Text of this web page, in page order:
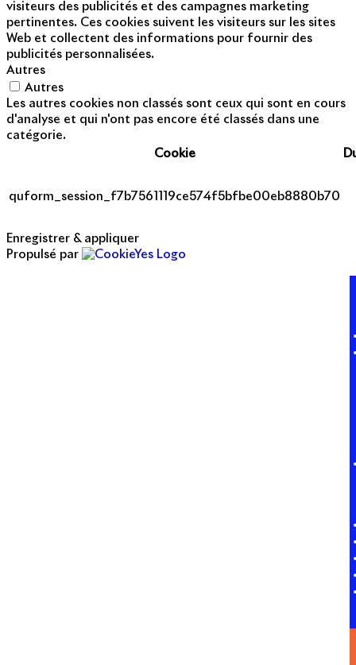
visiteurs des publicités et des campagnes marketing
pertinentes. Ces cookies suivent les visiteurs sur les sites
Web et collectent des informations pour fournir des
publicités personnalisées.
Autres
Autres
Les autres cookies non classés sont ceux qui sont en cours
d'analyse et qui n'ont pas encore été classés dans une
catégorie.
Cookie
quform_session_f7b7561119ce574f5bfbe00eb8880b70
Enregistrer & appliquer
Propulsé par